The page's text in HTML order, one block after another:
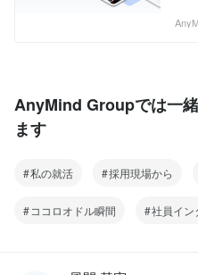
POKKT ◆パブリッシ
シ
AnyLogi ◆インフ
TalentMind 最
ー
を
AnyMind Groupでは一
ます
私の就活 採用現場から
ココロオドル瞬間 社員イン